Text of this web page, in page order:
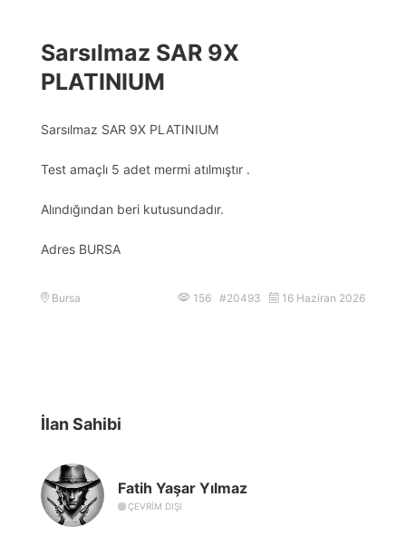
Sarsılmaz SAR 9X
PLATINIUM
Sarsılmaz SAR 9X PLATINIUM
Test amaçlı 5 adet mermi atılmıştır .
Alındığından beri kutusundadır.
Adres BURSA
Bursa 156 #20493 16 Haziran 2026
İlan Sahibi
Fatih Yaşar Yılmaz
ÇEVRIM DIŞI